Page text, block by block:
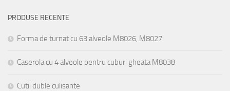
PRODUSE RECENTE
Forma de turnat cu 63 alveole M8026, M8027
Caserola cu 4 alveole pentru cuburi gheata M8038
Cutii duble culisante